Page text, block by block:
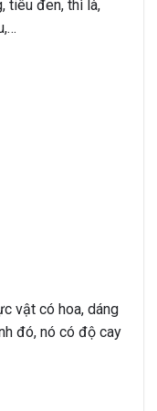
tiêu đen, thì là,
vật có hoa, dáng
đó, nó có độ cay